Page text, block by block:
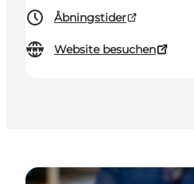
Åbningstider
Website besuchen